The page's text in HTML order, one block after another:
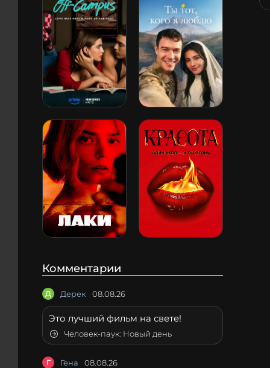
Комментарии
Д Дерек 08.08.26
Это лучший фильм на свете!
Человек-паук: Новый день
Г Гена 08.08.26